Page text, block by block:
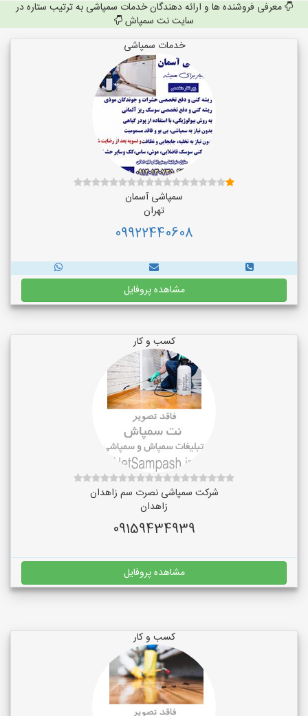
معرفی فروشنده ها و ارائه دهندگان خدمات سمپاشی به ترتیب ستاره در
سایت نت سمپاش
خدمات سمپاشی
سمپاشی آسمان
تهران
09922440608
مشاهده پروفایل
کسب و کار
شرکت سمپاشی نصرت سم زاهدان
زاهدان
09159434939
مشاهده پروفایل
کسب و کار